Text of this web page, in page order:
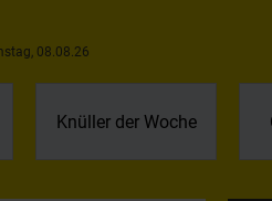
08.08.26
Knüller der Woche